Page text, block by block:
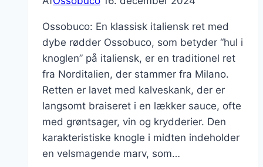
Ossobuco: En klassisk italiensk ret med
dybe rødder Ossobuco, som betyder “hul i
knoglen” på italiensk, er en traditionel ret
fra Norditalien, der stammer fra Milano.
Retten er lavet med kalveskank, der er
langsomt braiseret i en lækker sauce, ofte
med grøntsager, vin og krydderier. Den
karakteristiske knogle i midten indeholder
en velsmagende marv, som…